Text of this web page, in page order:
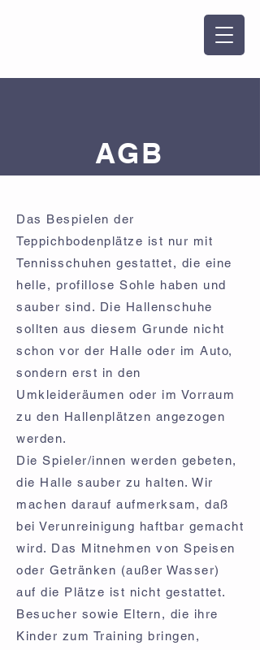
AGB
Das Bespielen der
Teppichbodenplätze ist nur mit
Tennisschuhen gestattet, die eine
helle, profillose Sohle haben und
sauber sind. Die Hallenschuhe
sollten aus diesem Grunde nicht
schon vor der Halle oder im Auto,
sondern erst in den
Umkleideräumen oder im Vorraum
zu den Hallenplätzen angezogen
werden.
Die Spieler/innen werden gebeten,
die Halle sauber zu halten. Wir
machen darauf aufmerksam, daß
bei Verunreinigung haftbar gemacht
wird. Das Mitnehmen von Speisen
oder Getränken (außer Wasser)
auf die Plätze ist nicht gestattet.
Besucher sowie Eltern, die ihre
Kinder zum Training bringen,